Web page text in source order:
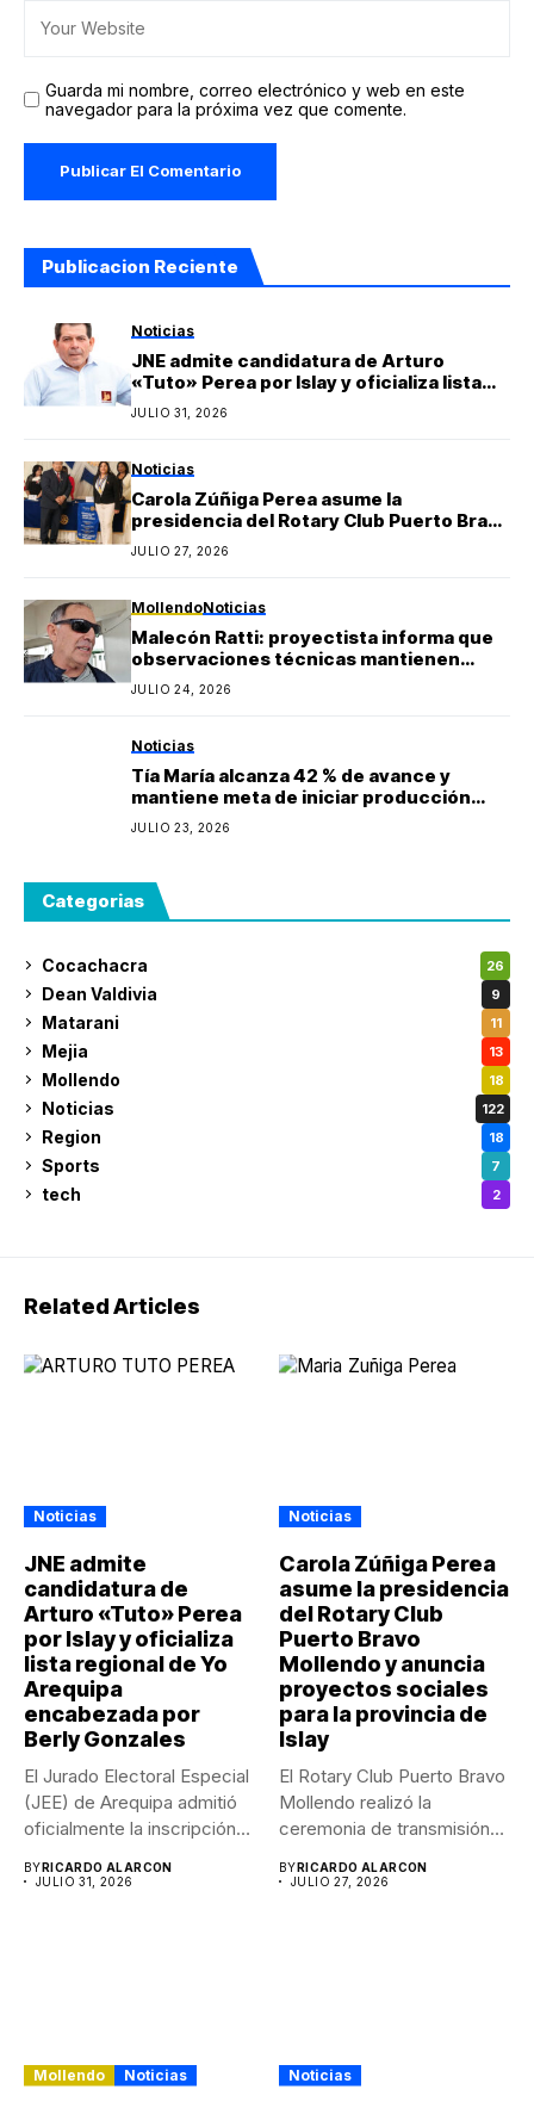
Guarda mi nombre, correo electrónico y web en este
navegador para la próxima vez que comente.
Publicacion Reciente
Noticias
JNE admite candidatura de Arturo
«Tuto» Perea por Islay y oficializa lista
regional de Yo Arequipa encabezada por
Berly Gonzales
JULIO 31, 2026
Noticias
Carola Zúñiga Perea asume la
presidencia del Rotary Club Puerto Bravo
Mollendo y anuncia proyectos sociales
para la provincia de Islay
JULIO 27, 2026
MollendoNoticias
Malecón Ratti: proyectista informa que
observaciones técnicas mantienen
paralizada la obra y estima reinicio en
agosto
JULIO 24, 2026
Noticias
Tía María alcanza 42 % de avance y
mantiene meta de iniciar producción
durante 2027
JULIO 23, 2026
Categorias
Cocachacra 26
Dean Valdivia 9
Matarani 11
Mejia 13
Mollendo 18
Noticias 122
Region 18
Sports 7
tech 2
Related Articles
Noticias
JNE admite
candidatura de
Arturo «Tuto» Perea
por Islay y oficializa
lista regional de Yo
Arequipa
encabezada por
Berly Gonzales
El Jurado Electoral Especial
(JEE) de Arequipa admitió
oficialmente la inscripción
BYRICARDO ALARCON
JULIO 31, 2026
Noticias
Carola Zúñiga Perea
asume la presidencia
del Rotary Club
Puerto Bravo
Mollendo y anuncia
proyectos sociales
para la provincia de
Islay
El Rotary Club Puerto Bravo
Mollendo realizó la
ceremonia de transmisión
BYRICARDO ALARCON
JULIO 27, 2026
Mollendo Noticias Noticias